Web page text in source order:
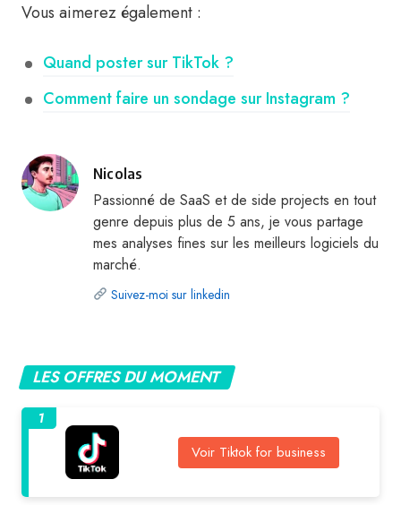
Vous aimerez également :
Quand poster sur TikTok ?
Comment faire un sondage sur Instagram ?
Publié
par
Nicolas
Passionné de SaaS et de side projects en tout
genre depuis plus de 5 ans, je vous partage
mes analyses fines sur les meilleurs logiciels du
marché.
Suivez-moi sur linkedin
LES OFFRES DU MOMENT
Voir Tiktok for business
1